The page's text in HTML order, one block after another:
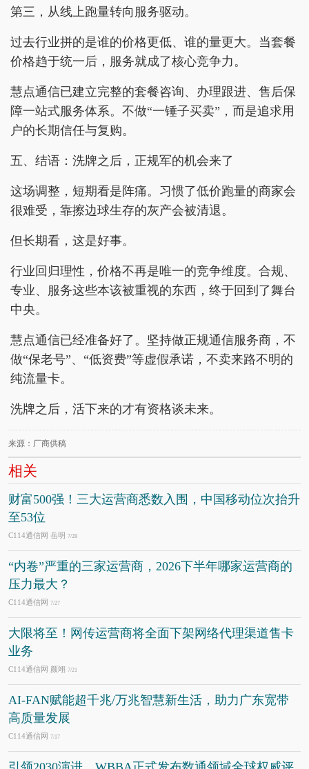
第三，从线上跑量转向服务驱动。
过去行业拼的是谁的价格更低、谁的量更大。当套餐
价格趋于统一后，服务就成了核心竞争力。
慧点通信已建立完整的套餐咨询、办理跟进、售后保
障一站式服务体系。不做“一锤子买卖”，而是追求用
户的长期信任与复购。
五、结语：洗牌之后，正规军的机会来了
这场调整，短期看是阵痛。习惯了低价跑量的商家会
很难受，靠擦边球生存的灰产会被清退。
但长期看，这是好事。
行业回归理性，价格不再是唯一的竞争维度。合规、
专业、服务这些本该被重视的东西，终于回到了舞台
中央。
慧点通信已经准备好了。坚持做正规通信服务商，不
做“保老号”、“低资费”等虚假承诺，不卖来路不明的
纯流量卡。
洗牌之后，活下来的才有资格谈未来。
来源：厂商供稿
相关
财富500强！三大运营商悉数入围，中国移动位次抬升
至53位
C114通信网 岳明 7/28
“内卷”严重的三家运营商，2026下半年哪家运营商的
压力最大？
C114通信网 7/27
大限将至！网传运营商将全面下架网络代理渠道售卡
业务
C114通信网 颜翊 7/21
AI-FAN赋能超千兆/万兆智慧新生活，助力广东宽带
高质量发展
C114通信网 7/17